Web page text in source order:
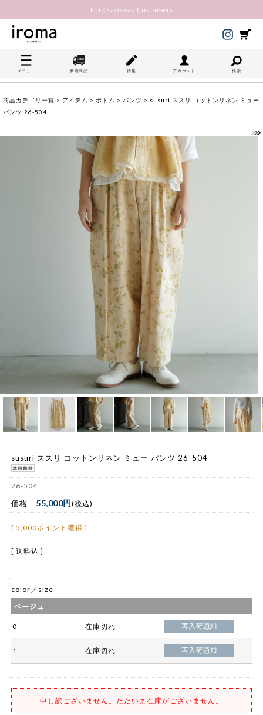
For Overseas Customers
メニュー 新着商品 特集 アカウント 検索
商品カテゴリ一覧 > アイテム > ボトム > パンツ > susuri ススリ コットンリネン ミュー
パンツ 26-504
susuri ススリ コットンリネン ミュー パンツ 26-504
26-504
価格 : 55,000円 (税込)
[ 5,000ポイント獲得 ]
[ 送料込 ]
color／size
ベージュ
0 在庫切れ
1 在庫切れ
申し訳ございません。ただいま在庫がございません。